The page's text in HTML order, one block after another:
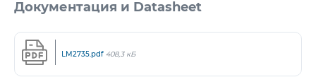
Документация и Datasheet
LM2735.pdf 408,3 кБ